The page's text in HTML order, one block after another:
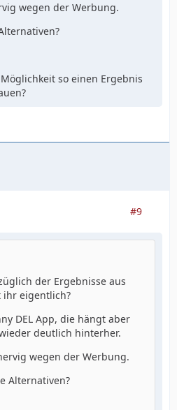
wegen der Werbung.
so einen Ergebnis
#9
der Ergebnisse aus
ihr eigentlich?
DEL App, die hängt aber
deutlich hinterher.
wegen der Werbung.
Alternativen?